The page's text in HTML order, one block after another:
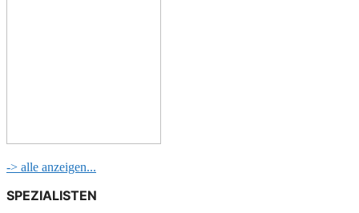
-> alle anzeigen...
SPEZIALISTEN